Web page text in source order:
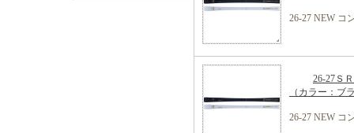
26-27 NEW コ
26-27Ｓ
（カラー：
26-27 NEW コ